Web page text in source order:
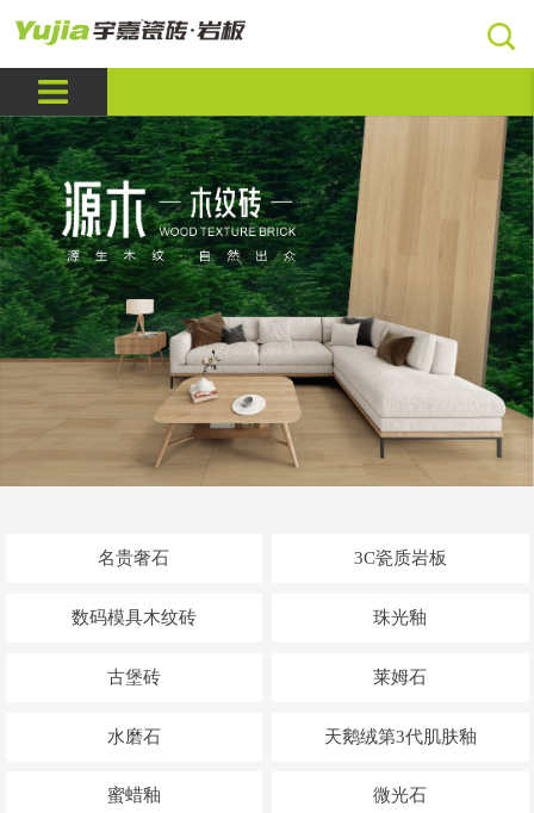
名贵奢石 3C瓷质岩板
数码模具木纹砖 珠光釉
古堡砖 莱姆石
水磨石 天鹅绒第3代肌肤釉
蜜蜡釉 微光石